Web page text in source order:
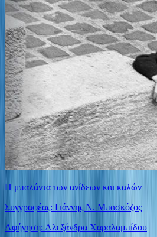
Η μπαλάντα των ανίδεων και καλών
Συγγραφέας: Γιάννης Ν. Μπασκόζος
Αφήγηση: Αλεξάνδρα Χαραλαμπίδου